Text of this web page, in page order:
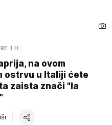
1 H
na ovom
ostrvu u Italiji ćete
zaista znači "la